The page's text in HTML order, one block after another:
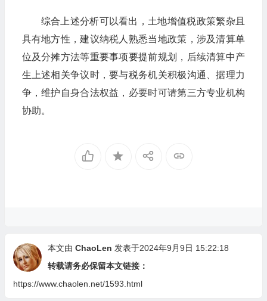
综合上述分析可以看出，土地增值税政策繁杂且
具有地方性，建议纳税人熟悉当地政策，涉及清算单
位及分摊方法等重要事项要提前规划，后续清算中产
生上述相关争议时，要与税务机关积极沟通、据理力
争，维护自身合法权益，必要时可请第三方专业机构
协助。
本文由 ChaoLen 发表于2024年9月9日 15:22:18
转载请务必保留本文链接：
https://www.chaolen.net/1593.html